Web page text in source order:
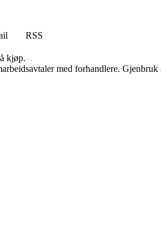
RSS
kjøp.
med forhandlere.